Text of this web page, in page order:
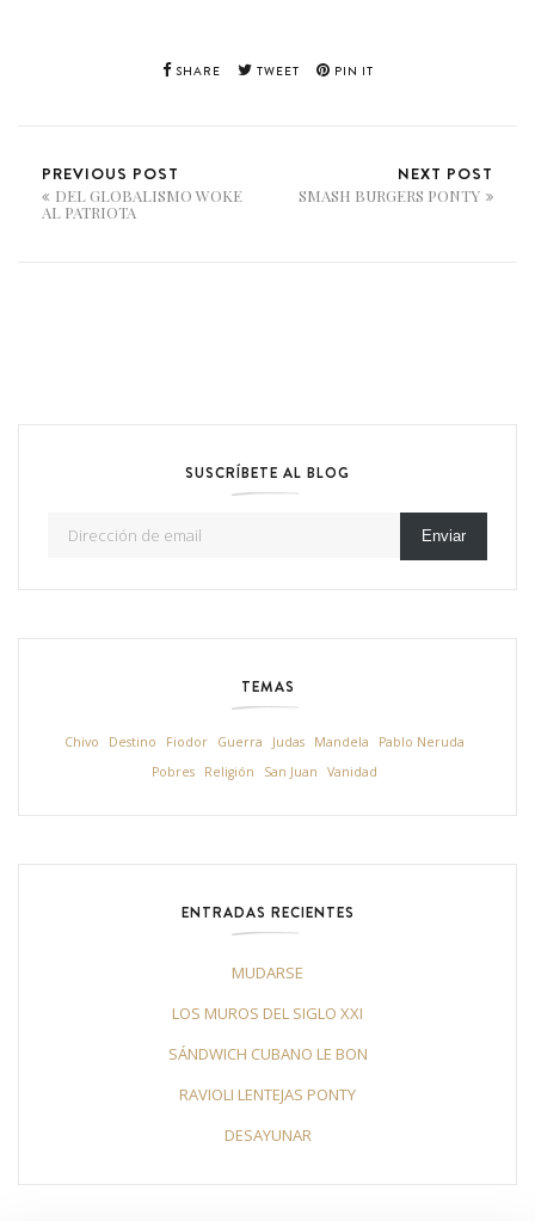
SHARE TWEET PIN IT
PREVIOUS POST
DEL GLOBALISMO WOKE
AL PATRIOTA
NEXT POST
SMASH BURGERS PONTY
SUSCRÍBETE AL BLOG
Enviar
TEMAS
Chivo Destino Fiodor Guerra Judas Mandela
Pablo Neruda
Pobres
Religión San Juan Vanidad
ENTRADAS RECIENTES
MUDARSE
LOS MUROS DEL SIGLO XXI
SÁNDWICH CUBANO LE BON
RAVIOLI LENTEJAS PONTY
DESAYUNAR